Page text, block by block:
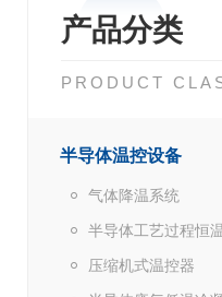
产品分类
PRODUCT
半导体温控设备
气体降温系统
半导体工艺过程恒
压缩机式温控器